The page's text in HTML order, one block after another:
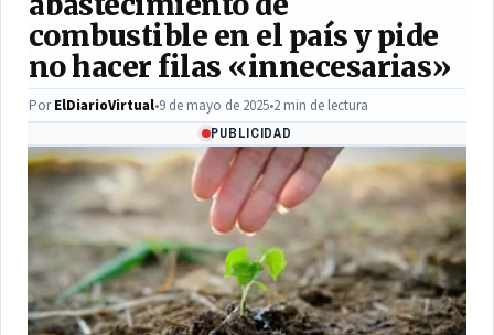
combustible en el país y pide
no hacer filas «innecesarias»
PorElDiarioVirtual•9 de mayo de 2025•2 min de lectura
PUBLICIDAD